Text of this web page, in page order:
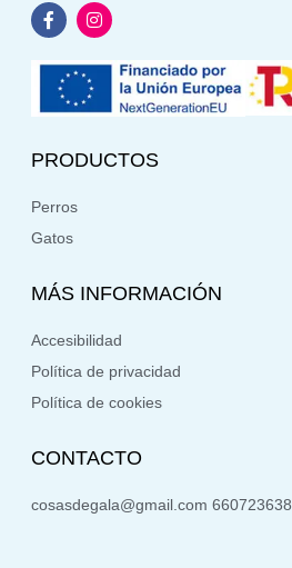
PRODUCTOS
Perros
Gatos
MÁS INFORMACIÓN
Accesibilidad
Política de privacidad
Política de cookies
CONTACTO
cosasdegala@gmail.com 660723638